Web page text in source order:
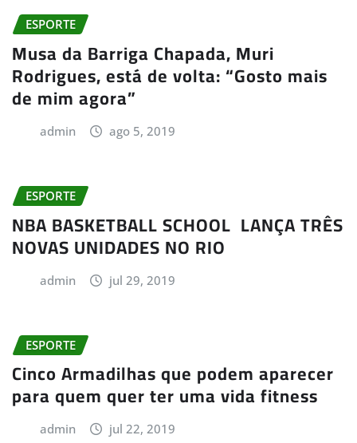
ESPORTE
Musa da Barriga Chapada, Muri
Rodrigues, está de volta: “Gosto mais
de mim agora”
admin ago 5, 2019
ESPORTE
NBA BASKETBALL SCHOOL LANÇA TRÊS
NOVAS UNIDADES NO RIO
admin jul 29, 2019
ESPORTE
Cinco Armadilhas que podem aparecer
para quem quer ter uma vida fitness
admin jul 22, 2019